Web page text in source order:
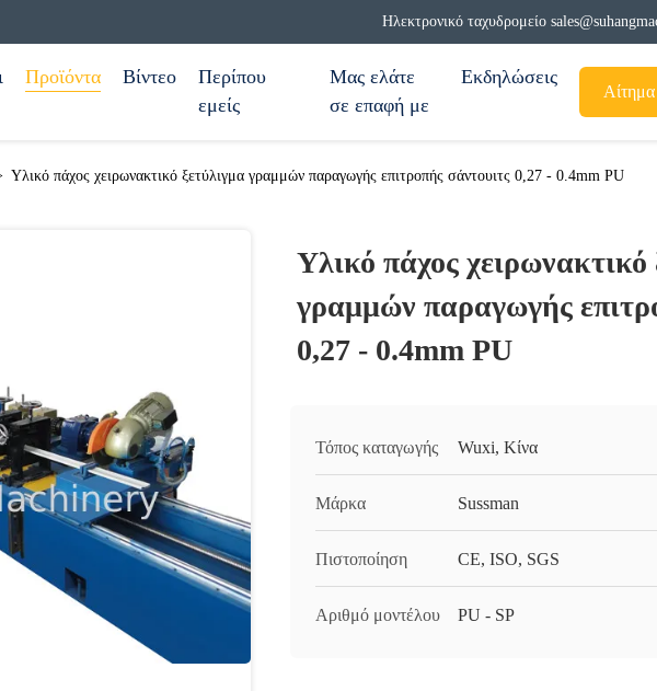
Ηλεκτρονικό ταχυδρομείο
Προϊόντα Βίντεο
Περίπου
εμείς
Μας ελάτε
σε επαφή με
Εκδηλώσεις
Υλικό πάχος χειρωνακτικό ξετύλιγμα γραμμών παραγωγής επιτροπής σάντουιτς 0,27 - 0.4mm PU
Υλικό πάχος χειρωνακτικό
γραμμών παραγωγής
0,27 - 0.4mm PU
Τόπος καταγωγής Wuxi, Κίνα
Μάρκα Sussman
Πιστοποίηση CE, ISO, SGS
Αριθμό μοντέλου PU - SP